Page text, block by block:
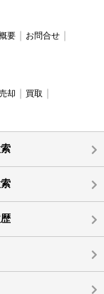
要
お問合せ
却
買取